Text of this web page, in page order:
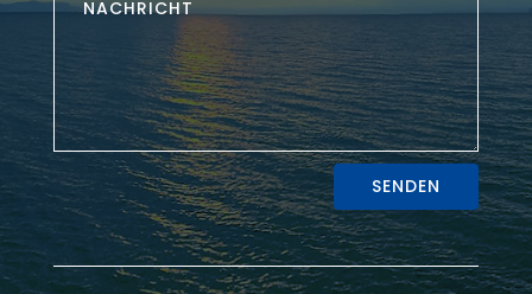
SENDEN